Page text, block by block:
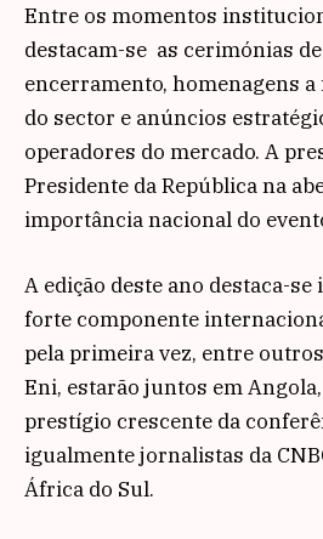
Entre os momentos
destacam-se as cerimónias
encerramento, homenagens
do sector e anúncios
operadores do mercado. A
Presidente da República na
importância nacional do
A edição deste ano destaca-
forte componente
pela primeira vez, entre
Eni, estarão juntos em
prestígio crescente da
igualmente jornalistas da
África do Sul.